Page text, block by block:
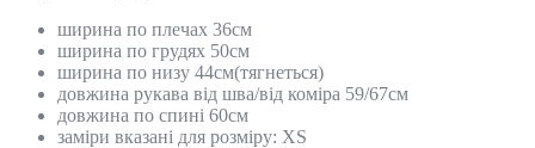
ширина по плечах 36см
ширина по грудях 50см
ширина по низу 44см(тягнеться)
довжина рукава від шва/від коміра 59/67см
довжина по спині 60см
заміри вказані для розміру: ХS